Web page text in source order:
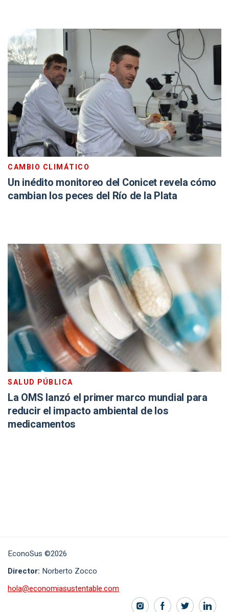
CAMBIO CLIMÁTICO
Un inédito monitoreo del Conicet revela cómo
cambian los peces del Río de la Plata
SALUD PÚBLICA
La OMS lanzó el primer marco mundial para
reducir el impacto ambiental de los
medicamentos
EconoSus ©2026
Director: Norberto Zocco
hola@economiasustentable.com